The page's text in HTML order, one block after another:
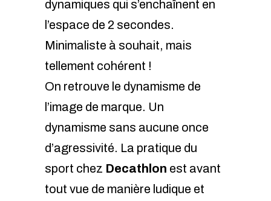
dynamiques qui s’enchaînent en
l’espace de 2 secondes.
Minimaliste à souhait, mais
tellement cohérent !
On retrouve le dynamisme de
l’image de marque. Un
dynamisme sans aucune once
d’agressivité. La pratique du
sport chez Decathlon est avant
tout vue de manière ludique et